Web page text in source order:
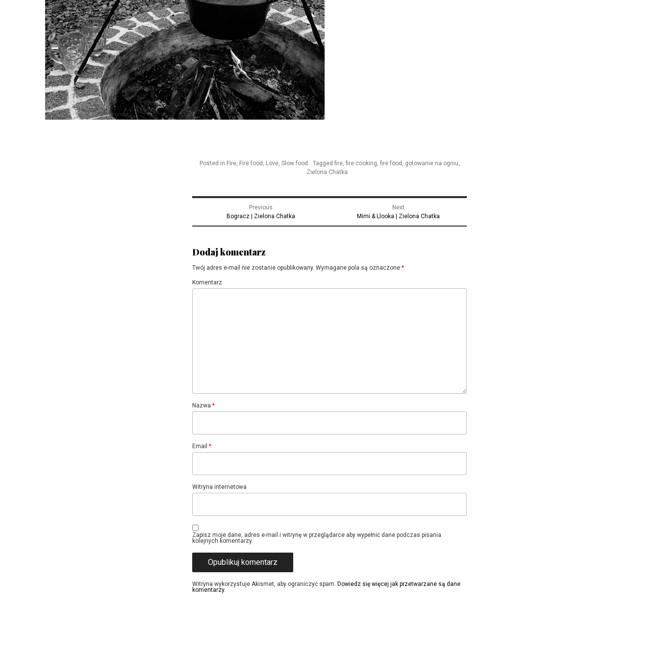
Posted in Fire, Fire food , Love, Slow food Tagged fire, fire cooking, fire food , gotowanie na ogniu,
Zielona Chatka
Previous
Previous
post:
Bogracz | Zielona Chatka
Next
Next
post:
Mimi & Llooka | Zielona Chatka
Dodaj komentarz
Twój adres e-mail nie zostanie opublikowany. Wymagane pola są oznaczone *
Komentarz
Nazwa *
Email *
Witryna internetowa
Zapisz moje dane, adres e-mail i witrynę w przeglądarce aby wypełnić dane podczas pisania
kolejnych komentarzy.
Witryna wykorzystuje Akismet, aby ograniczyć spam. Dowiedz się więcej jak przetwarzane są dane
komentarzy.